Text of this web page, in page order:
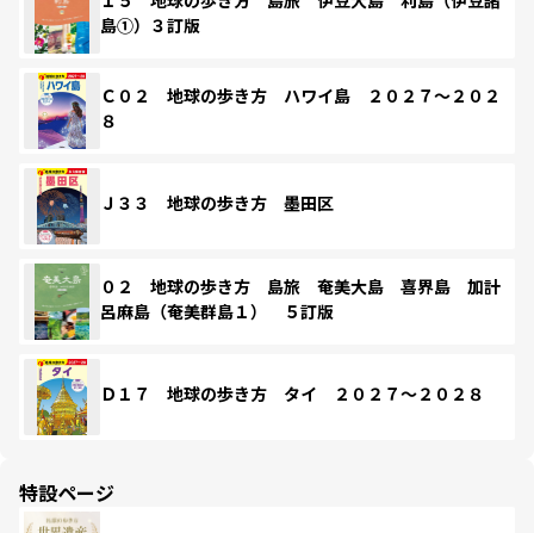
島①）３訂版
Ｃ０２ 地球の歩き方 ハワイ島 ２０２７～２０２
８
Ｊ３３ 地球の歩き方 墨田区
０２ 地球の歩き方 島旅 奄美大島 喜界島 加計
呂麻島（奄美群島１） ５訂版
Ｄ１７ 地球の歩き方 タイ ２０２７～２０２８
特設ページ